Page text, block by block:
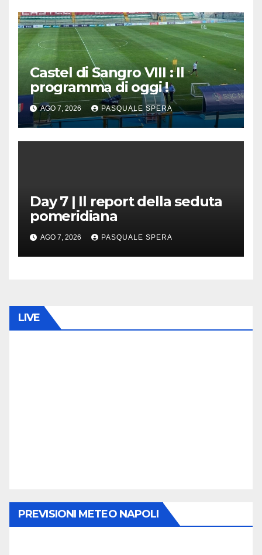
Castel di Sangro VIII : Il
programma di oggi !
AGO 7, 2026 PASQUALE SPERA
Day 7 | Il report della seduta
pomeridiana
AGO 7, 2026 PASQUALE SPERA
LIVE
PREVISIONI METEO NAPOLI